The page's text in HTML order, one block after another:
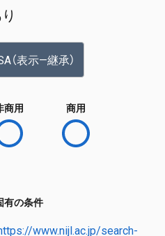
（表示—継承）
商用 商用
有の条件
www.nijl.ac.jp/search-